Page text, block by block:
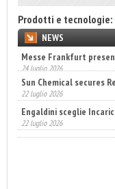
Prodotti e tecnologie:
NEWS
Sun Chemical secures
22 luglio 2026
Engaldini sceglie
22 luglio 2026
Annunciati i finalisti dei
14 luglio 2026